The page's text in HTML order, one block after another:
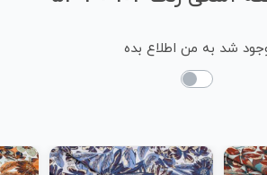
شد به من اطلاع بده